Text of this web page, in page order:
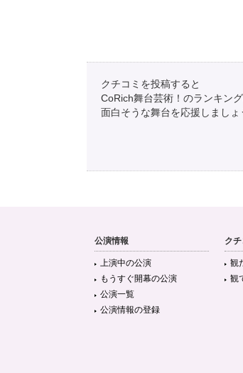
ついに、世界の果てからこんにちはⅠ
クチコミを投稿すると
CoRich舞台芸術！のランキング
面白そうな舞台を応援しましょ
公演情報
上演中の公演
もうすぐ開幕の公演
公演一覧
公演情報の登録
クチ
観
観